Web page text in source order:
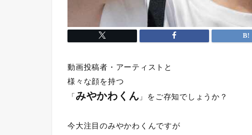
動画投稿者・アーティストと
様々な顔を持つ
「みやかわくん 」をご存知でしょうか？
今大注目のみやかわくんですが